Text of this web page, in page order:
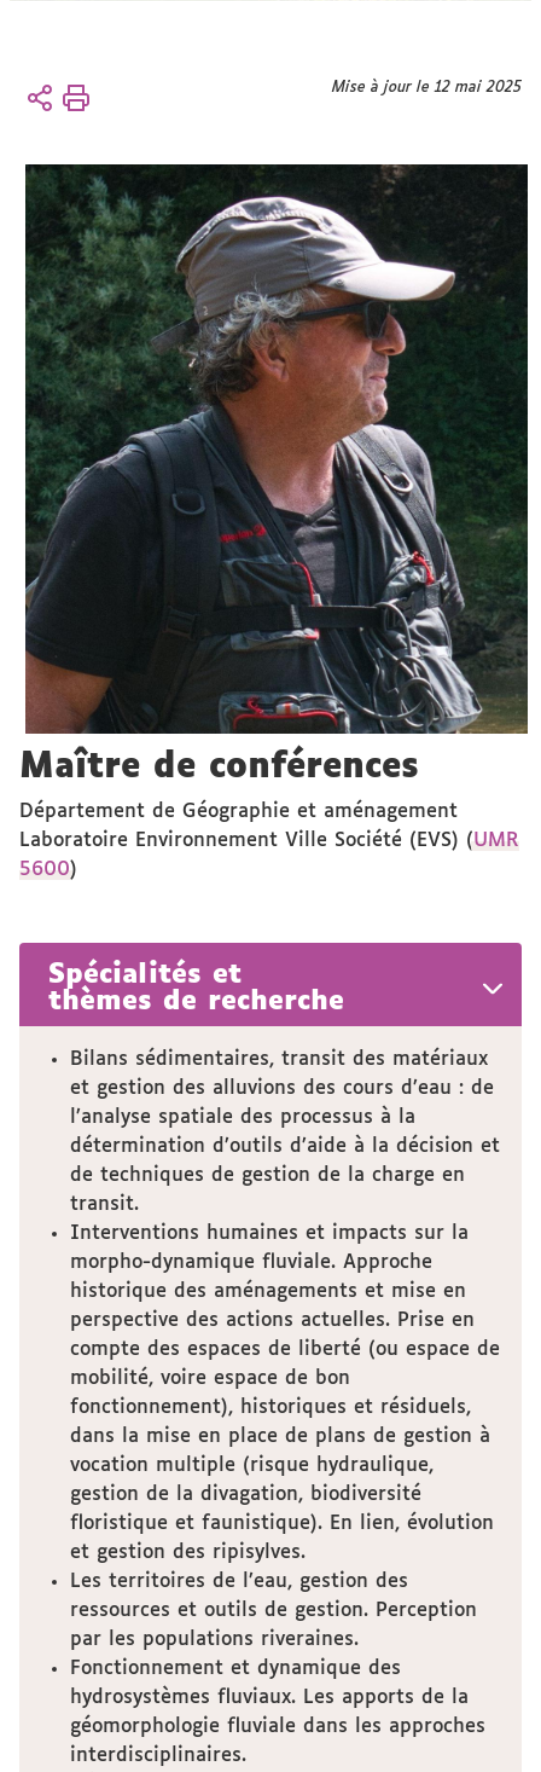
Vous
Accueil Mise à jour le 12 mai 2025
Maître de conférences
Département de Géographie et aménagement
Laboratoire Environnement Ville Société (EVS) (UMR
5600)
Spécialités et
thèmes de recherche
Bilans sédimentaires, transit des matériaux
et gestion des alluvions des cours d’eau : de
l’analyse spatiale des processus à la
détermination d’outils d’aide à la décision et
de techniques de gestion de la charge en
transit.
Interventions humaines et impacts sur la
morpho-dynamique fluviale. Approche
historique des aménagements et mise en
perspective des actions actuelles. Prise en
compte des espaces de liberté (ou espace de
mobilité, voire espace de bon
fonctionnement), historiques et résiduels,
dans la mise en place de plans de gestion à
vocation multiple (risque hydraulique,
gestion de la divagation, biodiversité
floristique et faunistique). En lien, évolution
et gestion des ripisylves.
Les territoires de l’eau, gestion des
ressources et outils de gestion. Perception
par les populations riveraines.
Fonctionnement et dynamique des
hydrosystèmes fluviaux. Les apports de la
géomorphologie fluviale dans les approches
interdisciplinaires.